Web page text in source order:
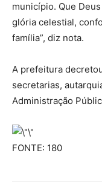
município. Que
glória celestial,
família”, diz nota.
A prefeitura
secretarias,
Administração
FONTE: 180